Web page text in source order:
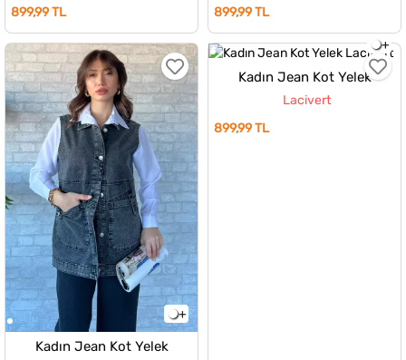
899,99 TL
899,99 TL
Kadın Jean Kot Yelek
Kadın Jean Kot Yelek
Lacivert
899,99 TL